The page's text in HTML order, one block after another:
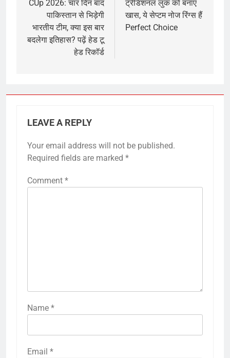
CUp 2026: चार दिन बाद
पाकिस्तान से भिड़ेगी
भारतीय टीम, क्या इस बार
बदलेगा इतिहास? पढ़ें हेड टू
हेड रिकॉर्ड
ट्रेडिशनल लुक को बनाएं
खास, ये सेप्टम नोज रिंग्स हैं
Perfect Choice
LEAVE A REPLY
Your email address will not be published.
Required fields are marked *
Comment *
Name *
Email *